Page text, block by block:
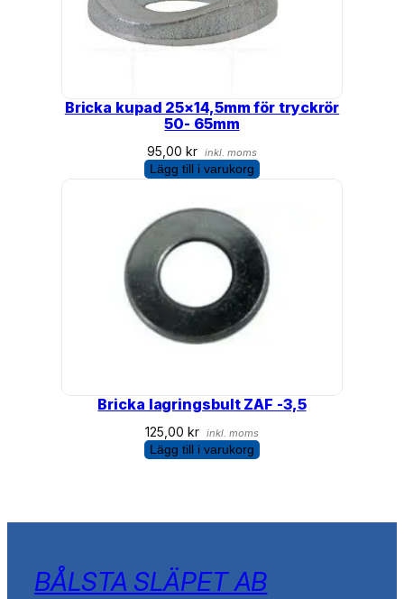
Bricka kupad 25×14,5mm för tryckrör
50- 65mm
95,00 kr inkl. moms
Lägg till i varukorg
Bricka lagringsbult ZAF -3,5
125,00 kr inkl. moms
Lägg till i varukorg
BÅLSTA SLÄPET AB